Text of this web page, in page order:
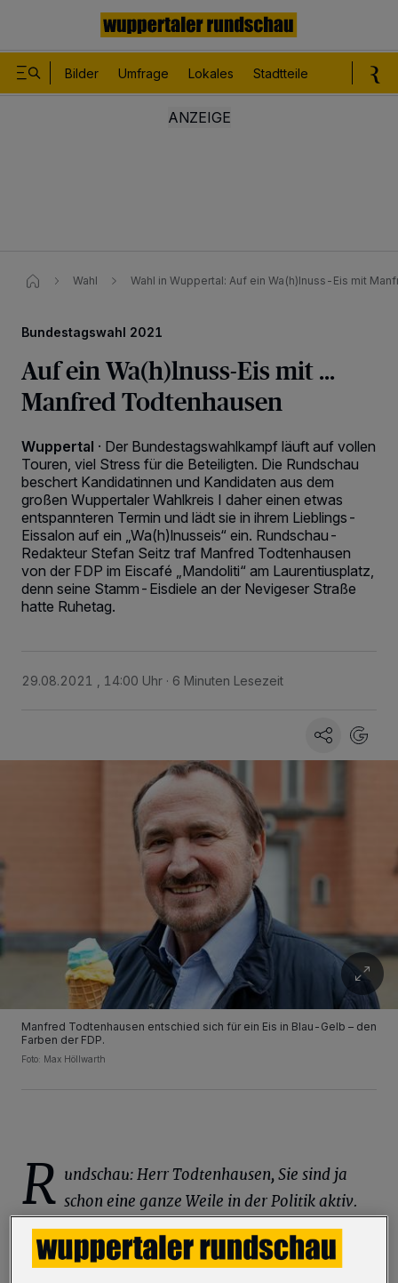
Bilder Umfrage Lokales Stadtteile
Wahl Wahl in Wuppertal: Auf ein Wa(h)lnuss-Eis mit
Bundestagswahl 2021
Auf ein Wa(h)lnuss-Eis mit ...
Manfred Todtenhausen
Wuppertal · Der Bundestagswahlkampf läuft auf vollen
Touren, viel Stress für die Beteiligten. Die Rundschau
beschert Kandidatinnen und Kandidaten aus dem
großen Wuppertaler Wahlkreis I daher einen etwas
entspannteren Termin und lädt sie in ihrem Lieblings-
Eissalon auf ein „Wa(h)lnusseis“ ein. Rundschau-
Redakteur Stefan Seitz traf Manfred Todtenhausen
von der FDP im Eiscafé „Mandoliti“ am Laurentiusplatz,
denn seine Stamm-Eisdiele an der Nevigeser Straße
hatte Ruhetag.
29.08.2021 , 14:00 Uhr 6 Minuten Lesezeit
Manfred Todtenhausen entschied sich für ein Eis in Blau-Gelb – den
Farben der FDP.
Foto: Max Höllwarth
R undschau: Herr Todtenhausen, Sie sind ja
schon eine ganze Weile in der Politik aktiv.
Wie lange eigentlich?